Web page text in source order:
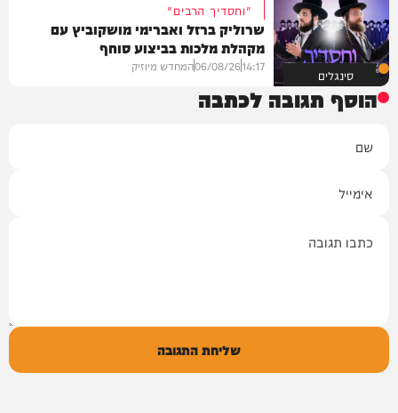
סינגלים
"וחסדיך הרבים"
שרוליק ברזל ואברימי מושקוביץ עם
מקהלת מלכות בביצוע סוחף
14:17
06/08/26המחדש מיוזיק
הוסף תגובה לכתבה
שליחת התגובה